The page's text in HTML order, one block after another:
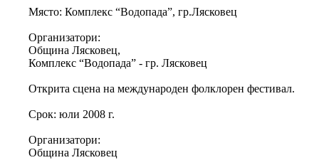
Място: Комплекс “Водопада”, гр.Лясковец
Организатори:
Община Лясковец,
Комплекс “Водопада” - гр. Лясковец
Открита сцена на международен фолклорен фестивал.
Срок: юли 2008 г.
Организатори:
Община Лясковец